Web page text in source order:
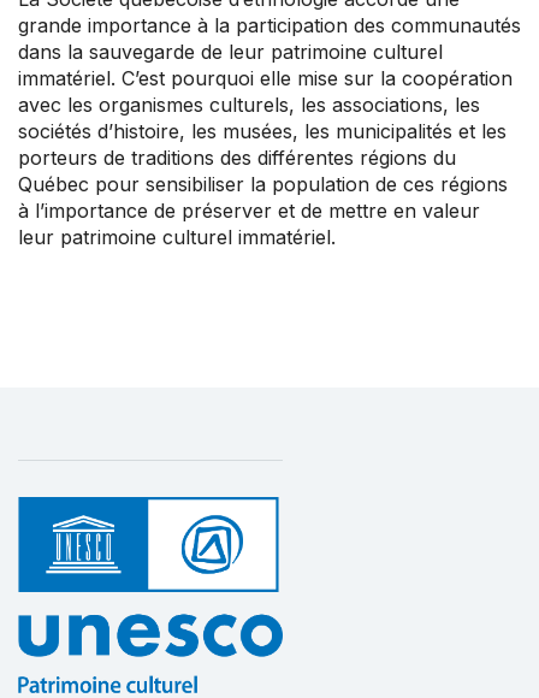
grande importance à la participation des communautés
dans la sauvegarde de leur patrimoine culturel
immatériel. C’est pourquoi elle mise sur la coopération
avec les organismes culturels, les associations, les
sociétés d’histoire, les musées, les municipalités et les
porteurs de traditions des différentes régions du
Québec pour sensibiliser la population de ces régions
à l’importance de préserver et de mettre en valeur
leur patrimoine culturel immatériel.